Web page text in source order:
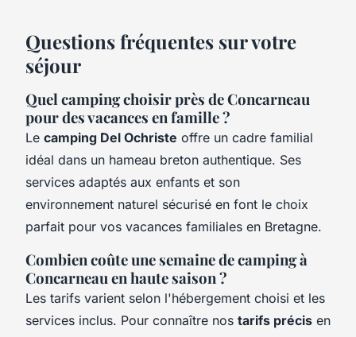
Questions fréquentes sur votre
séjour
Quel camping choisir près de Concarneau
pour des vacances en famille ?
Le camping Del Ochriste offre un cadre familial
idéal dans un hameau breton authentique. Ses
services adaptés aux enfants et son
environnement naturel sécurisé en font le choix
parfait pour vos vacances familiales en Bretagne.
Combien coûte une semaine de camping à
Concarneau en haute saison ?
Les tarifs varient selon l'hébergement choisi et les
services inclus. Pour connaître nos tarifs précis en